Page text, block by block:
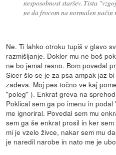
nesposobnost staršev. Tista
ne da frocom na normalen
Ne. Ti lahko otroku tupiš v glavo
razmišljanje. Dokler mu ne boš
ne bo jemal resno. Bom povedal
Sicer šlo se je za psa ampak jaz
zadeva. Moj pes točno ve kaj
"poleg" ). Enkrat greva na
Poklical sem ga po imenu in
me ignoriral. Povedal sem mu
sem ga še enkrat prosil in ker
mi je vzelo živce, nakar sem mu
je naredil narobe in nato me je